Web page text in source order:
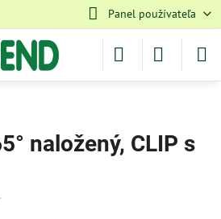
Panel používateľa
naložený, CLIP s